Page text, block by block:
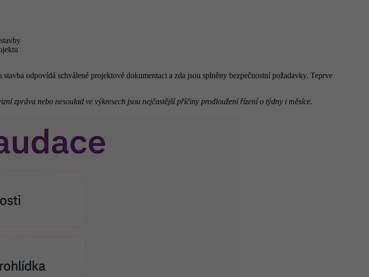
odpovídá schválené projektové dokumentaci a zda jsou splněny bezpečnostní požadavky. Teprve
zpráva nebo nesoulad ve výkresech jsou nejčastější příčiny prodloužení řízení o týdny i měsíce.